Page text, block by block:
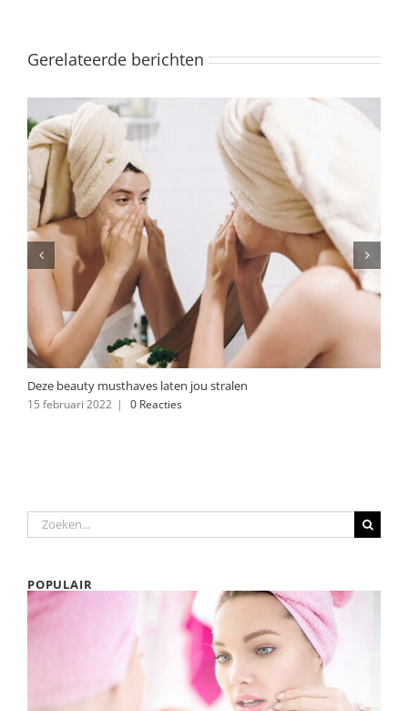
Gerelateerde berichten
Deze beauty musthaves laten jou stralen
15 februari 2022 | 0 Reacties
Zoeken
naar:
POPULAIR